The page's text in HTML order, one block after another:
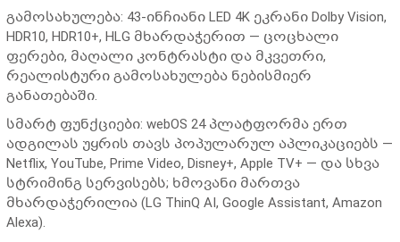
გამოსახულება: 43-ინჩიანი LED 4K ეკრანი Dolby Vision,
HDR10, HDR10+, HLG მხარდაჭერით — ცოცხალი
ფერები, მაღალი კონტრასტი და მკვეთრი,
რეალისტური გამოსახულება ნებისმიერ
განათებაში.
სმარტ ფუნქციები: webOS 24 პლატფორმა ერთ
ადგილას უყრის თავს პოპულარულ აპლიკაციებს —
Netflix, YouTube, Prime Video, Disney+, Apple TV+ — და სხვა
სტრიმინგ სერვისებს; ხმოვანი მართვა
მხარდაჭერილია (LG ThinQ AI, Google Assistant, Amazon
Alexa).